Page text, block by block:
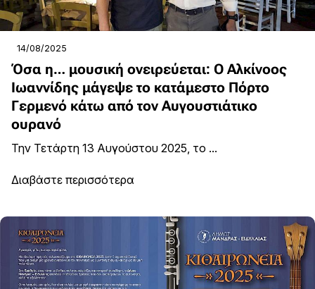
14/08/2025
Όσα η… μουσική ονειρεύεται: Ο Αλκίνοος
Ιωαννίδης μάγεψε το κατάμεστο Πόρτο
Γερμενό κάτω από τον Αυγουστιάτικο
ουρανό
Την Τετάρτη 13 Αυγούστου 2025, το ...
Διαβάστε περισσότερα